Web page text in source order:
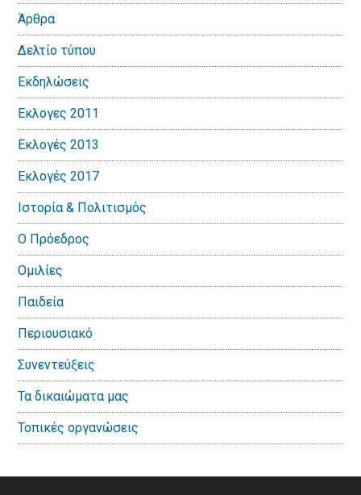
Άρθρα
Δελτίο τύπου
Εκδηλώσεις
Εκλογες 2011
Εκλογές 2013
Εκλογές 2017
Ιστορία & Πολιτισμός
Ο Πρόεδρος
Ομιλίες
Παιδεία
Περιουσιακό
Συνεντεύξεις
Τα δικαιώματα μας
Τοπικές οργανώσεις